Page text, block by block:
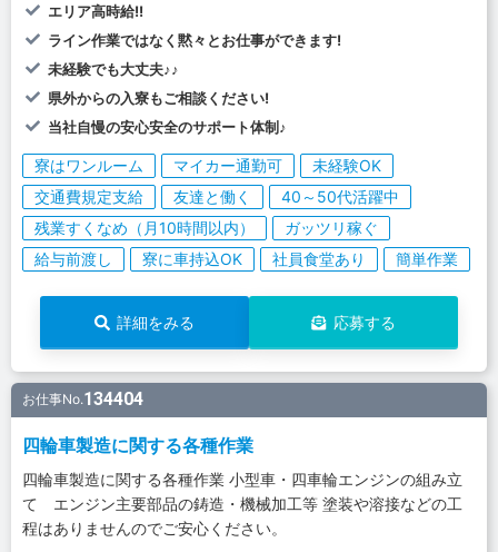
エリア高時給!!
ライン作業ではなく黙々とお仕事ができます!
未経験でも大丈夫♪♪
県外からの入寮もご相談ください!
当社自慢の安心安全のサポート体制♪
寮はワンルーム マイカー通勤可
未経験OK
交通費規定支給
友達と働く
40～50代活躍中
残業すくなめ（月10時間以内）
ガッツリ稼ぐ
給与前渡し
寮に車持込OK 社員食堂あり 簡単作業
詳細をみる 応募する
お仕事No.134404
四輪車製造に関する各種作業
四輪車製造に関する各種作業 小型車・四車輪エンジンの組み立
て エンジン主要部品の鋳造・機械加工等 塗装や溶接などの工
程はありませんのでご安心ください。